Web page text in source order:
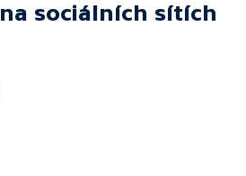
na sociálních sítích